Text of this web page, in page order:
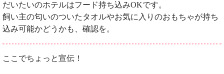
だいたいのホテルはフード持ち込みOKです。
飼い主の匂いのついたタオルやお気に入りのおもちゃが持ち
込み可能かどうかも、確認を。
ここでちょっと宣伝！